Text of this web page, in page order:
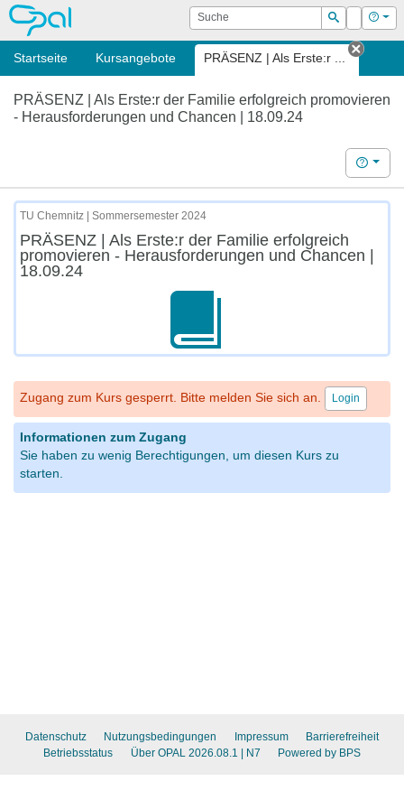
OPAL Suche
Suchen
Login Hilfe
Startseite Kursangebote PRÄSENZ | Als Erste:r ...
Tab
PRÄSENZ | Als Erste:r der Familie erfolgreich promovieren
- Herausforderungen und Chancen | 18.09.24
Hilfe
TU Chemnitz | Sommersemester 2024
PRÄSENZ | Als Erste:r der Familie erfolgreich
promovieren - Herausforderungen und Chancen |
18.09.24
Zugang zum Kurs gesperrt. Bitte melden Sie sich an. Login
Informationen zum Zugang
Sie haben zu wenig Berechtigungen, um diesen Kurs zu
starten.
Datenschutz Nutzungsbedingungen Impressum
Barrierefreiheit
Betriebsstatus
Über OPAL 2026.08.1 | N7 Powered by BPS